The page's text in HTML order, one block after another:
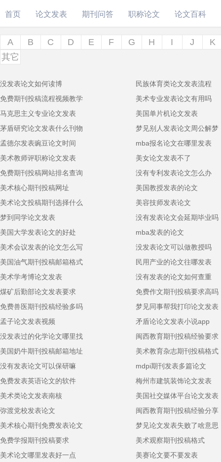
首页 论文发表 期刊问答 职称论文 论文百科
A B C D E F G H I J
K
其它
没发表论文如何读博
民族体育类论文发表流程
免费期刊投稿流程视频教学
美术专业发表论文有用吗
马克思主义专业论文发表
美国单片机论文发表
茅盾研究论文发表什么刊物
梦见别人发表论文周公解梦
孟德尔发表豌豆论文时间
mba报名论文在哪里发表
美术教师评职称论文发表
美女论文发表不了
免费期刊投稿网站排名查询
没有专利发表论文怎么办
美术核心期刊投稿网址
美国教授发表的论文
美术论文投稿期刊选择什么
美容技师发表论文
梦到同学论文发表
没有发表论文会延期毕业吗
美国大学发表论文的好处
mba发表的论文
美术会议发表的论文怎么写
没发表论文可以做教授吗
美国油气期刊投稿邮箱格式
民用产业的论文往哪发表
美术学考博论文发表
没有发表的论文如何查重
煤矿后勤部论文发表要求
免费作文期刊投稿要求高吗
免费兽医期刊投稿经验多吗
梦见同事帮我打印论文发表
孟子论文发表视频
矛盾论论文发表小说app
没发表过的化学论文哪里找
闽西教育期刊投稿经验要求
美国奶牛期刊投稿邮箱地址
美术教育杂志期刊投稿格式
没有发表论文可以保研嘛
mdpi期刊发表多篇论文
免费发表英语论文的软件
梅州市建筑装饰论文发表
美术类论文发表南核
美国社交媒体平台论文发表
弥渡党校发表论文
闽西教育期刊投稿经验分享
美术核心期刊免费发表论文
梦见论文发表失败了啥意思
免费学报期刊投稿要求
美术观察期刊投稿格式
美术论文哪里发表好一点
美赛论文要不要发表